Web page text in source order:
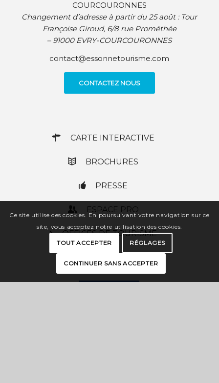
COURCOURONNES
Changement d’adresse à partir du 25 août : Tour
Françoise Giroud, 6/8 rue Prométhée
– 91000 EVRY-COURCOURONNES
contact@essonnetourisme.com
CONTACTEZ NOUS
CARTE INTERACTIVE
BROCHURES
PRESSE
ESPACE PRO
OFFICES DE TOURISME
Ce site utilise des cookies. En poursuivant votre navigation sur ce
site, vous acceptez notre utilisation des cookies.
TOUT ACCEPTER RÉGLAGES
CONTINUER SANS ACCEPTER